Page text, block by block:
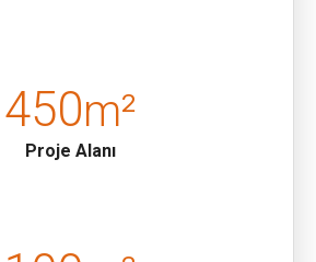
450m²
Proje Alanı